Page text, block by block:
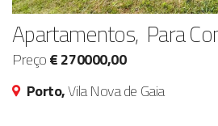
Apartamentos, Para
Preço€ 270000,00
Porto,Vila Nova de Gaia